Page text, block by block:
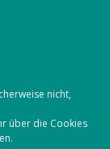
nicht,
über die Cookies